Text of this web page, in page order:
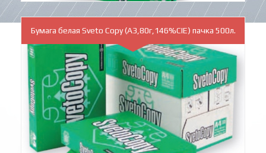
Бумага белая Sveto Copy (A3,80г,146%CIE) пачка 500л.